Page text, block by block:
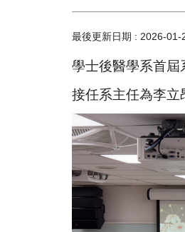
最後更新日期 : 2026-01-
學士後醫學系首屆
接任系主任為李立